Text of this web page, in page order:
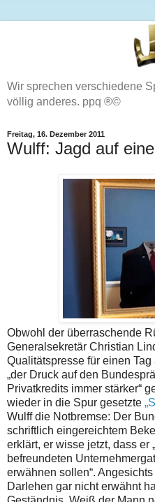
Wir sprechen verschiedene
völlig anderes. ppq ®©
Freitag, 16. Dezember 2011
Wulff: Jagd auf
Obwohl der überraschende
Generalsekretär Christian
Qualitätspresse für einen
„der Druck auf den
Privatkredits immer stärker“
wieder in die Spur gesetzte
Wulff die Notbremse: Der
schriftlich eingereichtem
erklärt, er wisse jetzt, dass er
befreundeten
erwähnen sollen“.
Darlehen gar nicht erwähnt